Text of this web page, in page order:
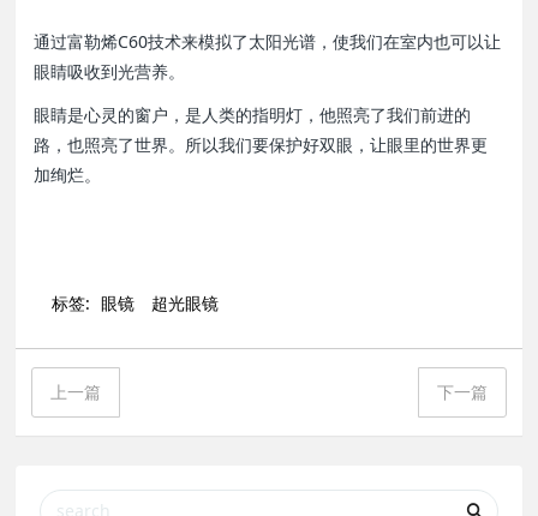
通过富勒烯C60技术来模拟了太阳光谱，使我们在室内也可以让
眼睛吸收到光营养。
眼睛是心灵的窗户，是人类的指明灯，他照亮了我们前进的
路，也照亮了世界。所以我们要保护好双眼，让眼里的世界更
加绚烂。
标签: 眼镜 超光眼镜
上一篇 下一篇